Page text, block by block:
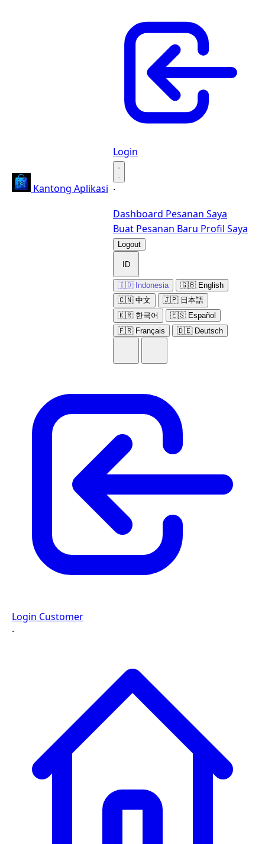
Kantong Aplikasi
Login
·
·
Dashboard Pesanan Saya
Buat Pesanan Baru Profil Saya
Logout
ID
🇮🇩 Indonesia
🇬🇧 English
🇨🇳 中文
🇯🇵 日本語
🇰🇷 한국어
🇪🇸 Español
🇫🇷 Français
🇩🇪 Deutsch
Login Customer
·